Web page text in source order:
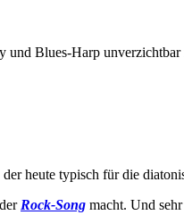
Blues-Harp
heute typisch für die
Rock-Song macht. Und